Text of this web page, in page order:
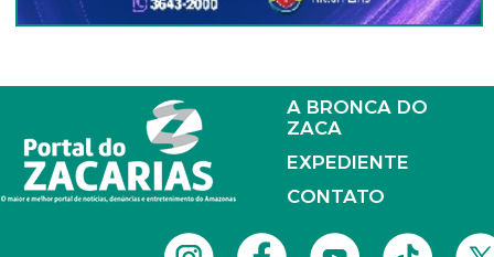
A BRONCA DO
ZACA
EXPEDIENTE
CONTATO